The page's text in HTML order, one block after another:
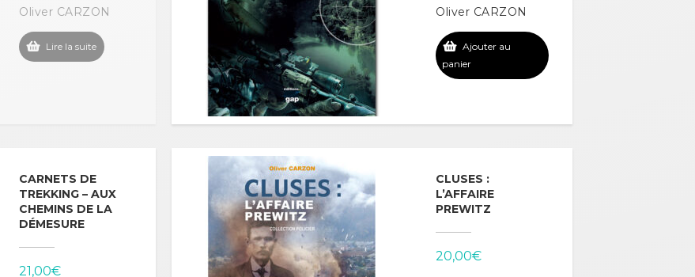
Oliver CARZON
Lire la suite
Oliver CARZON
Ajouter au
panier
CARNETS DE
TREKKING – AUX
CHEMINS DE LA
DÉMESURE
21,00€
CLUSES :
L’AFFAIRE
PREWITZ
20,00€